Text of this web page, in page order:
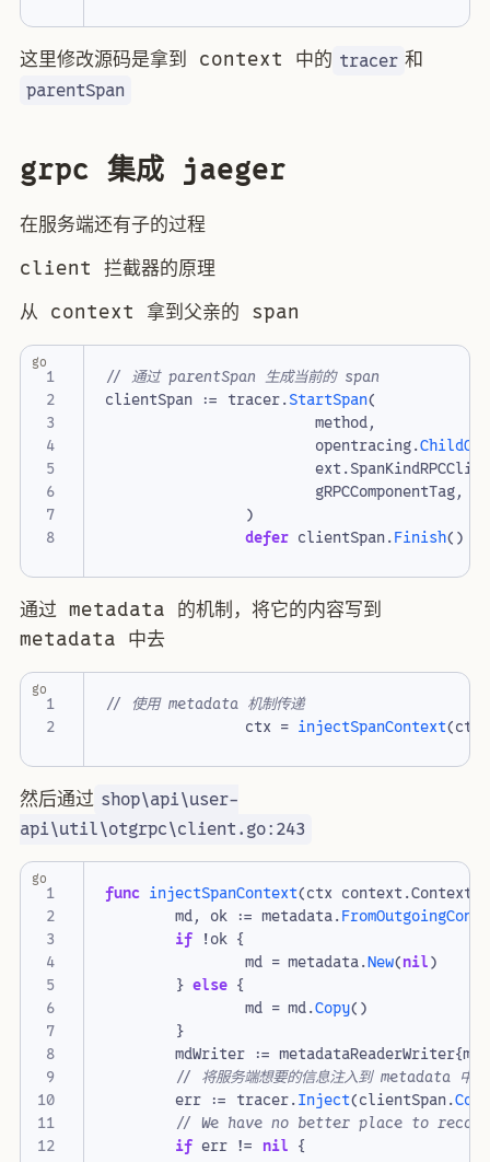
这里修改源码是拿到 context 中的 tracer 和
parentSpan
grpc 集成 jaeger
在服务端还有子的过程
client 拦截器的原理
从 context 拿到父亲的 span
1
2
4
5
6
7
8
// 通过 parentSpan 生成当前的 span
clientSpan := tracer.StartSpan(
method,
opentracing.ChildOf
ext.
gRPCComponentTag,
)
defer clientSpan.Finish()
go
通过 metadata 的机制，将它的内容写到
metadata 中去
1
2
// 使用 metadata 机制传递
ctx = injectSpanContext(ctx
go
然后通过 shop\api\user-
api\util\otgrpc\client.go:243
1
2
4
5
6
7
8
9
10
11
12
func injectSpanContext(ctx context.Context
md, ok := metadata.
if !ok {
md = metadata.New(nil)
} else {
md = md.Copy()
}
mdWriter := metadataReaderWriter{md
// 将服务端想要的信息注入到 metadata 中
err := tracer.Inject(clientSpan.
// We have no better place to
if err != nil {
go